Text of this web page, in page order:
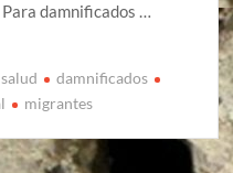
damnificados …
damnificados
migrantes